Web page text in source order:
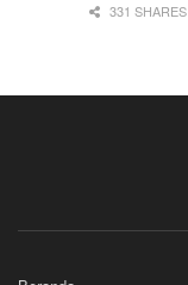
331 SHARES